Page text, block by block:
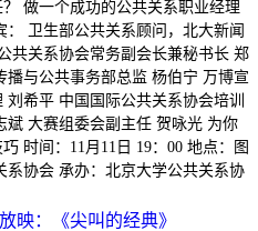
做一个成功的公共关系职业经理
卫生部公共关系顾问，北大新闻
共关系协会常务副会长兼秘书长 郑
与公共事务部总监 杨伯宁 万博宣
希平 中国国际公共关系协会培训
大赛组委会副主任 贺咏光 为你
时间：11月11日 19：00 地点：图
协会 承办：北京大学公共关系协
映：《尖叫的经典》